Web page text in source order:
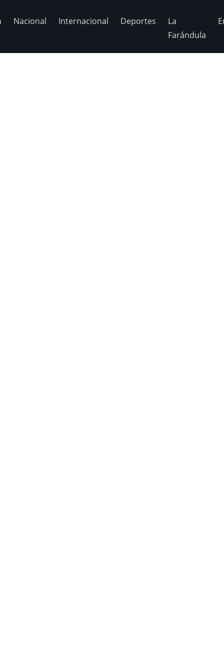
Nacional Internacional Deportes
La
Farándula